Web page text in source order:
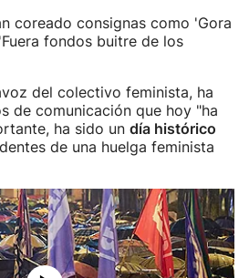
coreado consignas como 'Gora
fondos buitre de los
del colectivo feminista, ha
de comunicación que hoy "ha
ha sido un día histórico
de una huelga feminista